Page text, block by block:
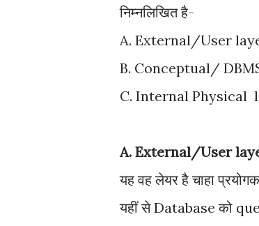
निम्नलिखित है-
A. External/User
B. Conceptual/
C. Internal Physical
A. External/User
यह वह लेयर है चाहा
यहीं से Database को